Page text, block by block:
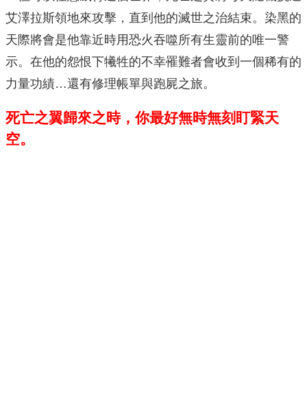
艾澤拉斯領地來攻擊，直到他的滅世之治結束。染黑的
天際將會是他靠近時用恐火吞噬所有生靈前的唯一警
示。在他的怨恨下犧牲的不幸罹難者會收到一個稀有的
力量功績…還有修理帳單與跑屍之旅。
死亡之翼歸來之時，你最好無時無刻盯緊天
空。